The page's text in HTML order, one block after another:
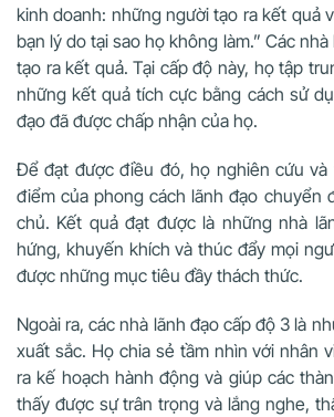
kinh doanh: những người tạo ra kết quả
bạn lý do tại sao họ không làm.” Các
tạo ra kết quả. Tại cấp độ này, họ tập
những kết quả tích cực bằng cách sử
đạo đã được chấp nhận của họ.
Để đạt được điều đó, họ nghiên cứu và
điểm của phong cách lãnh đạo chuyển
chủ. Kết quả đạt được là những nhà
hứng, khuyến khích và thúc đẩy mọi
được những mục tiêu đầy thách thức.
Ngoài ra, các nhà lãnh đạo cấp độ 3 là
xuất sắc. Họ chia sẻ tầm nhìn với nhân
ra kế hoạch hành động và giúp các
thấy được sự trân trọng và lắng nghe,